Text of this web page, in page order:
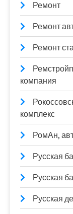
Ремонт
Ремонт
Ремонт
компания
комплекс
РомАн,
Русская
Русская
Русская